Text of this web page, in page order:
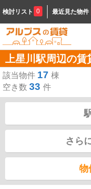
検討リスト 0 最近見た物件
上星川駅周辺の賃
該当物件 17 棟
空き数 33 件
さら
物